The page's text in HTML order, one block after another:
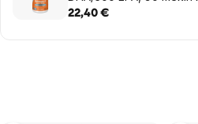
22,40 €